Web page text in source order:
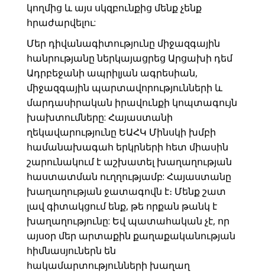
կողմից և այս սկզբունքից մենք չենք
հրաժարվելու:
Մեր դիվանագիտությունը միջազգային
հանրությանը ներկայացրեց Արցախի դեմ
Ադրբեջանի ապրիլյան ագրեսիան,
միջազգային պարտավորությունների և
մարդասիրական իրավունքի կոպտագույն
խախտումները: Հայաստանի
ղեկավարությունը ԵԱՀԿ Մինսկի խմբի
համանախագահ երկրների հետ միասին
շարունակում է աշխատել խաղաղության
հաստատման ուղղությամբ: Հայաստանը
խաղաղության ջատագովն է։ Մենք շատ
լավ գիտակցում ենք, թե որքան թանկ է
խաղաղությունը: Եվ պատահական չէ, որ
այսօր մեր արտաքին քաղաքականության
հիմնասյուներն են
հակամարտությունների խաղաղ